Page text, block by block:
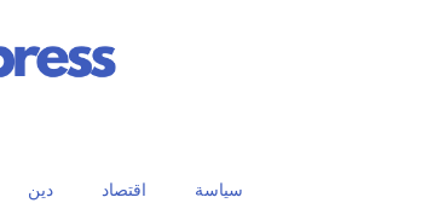
سياسة اقتصاد دين